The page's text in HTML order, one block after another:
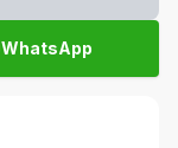
WhatsApp